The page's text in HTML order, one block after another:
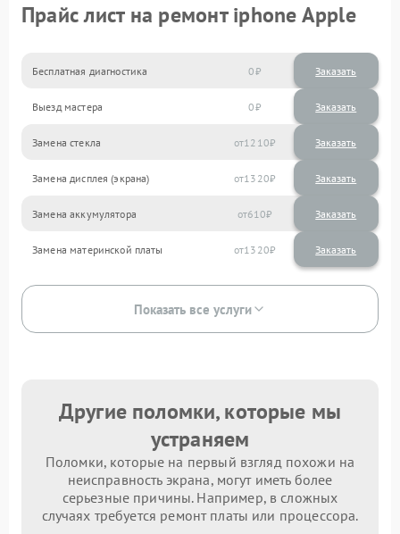
Прайс лист на ремонт iphone Apple
Бесплатная диагностика 0 Заказать
Выезд мастера 0 Заказать
Замена стекла 1210
Замена дисплея (экрана) 1320
Замена аккумулятора 610
Замена материнской платы 1320
Показать все услуги
Другие поломки, которые мы
устраняем
Поломки, которые на первый взгляд похожи на
неисправность экрана, могут иметь более
серьезные причины. Например, в сложных
случаях требуется ремонт платы или процессора.